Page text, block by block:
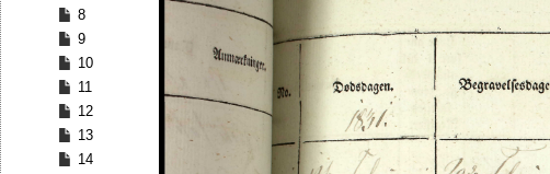
8
9
10
11
12
13
14